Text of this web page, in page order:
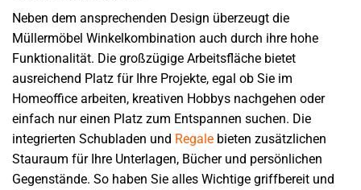
Neben dem ansprechenden Design überzeugt die
Müllermöbel Winkelkombination auch durch ihre hohe
Funktionalität. Die großzügige Arbeitsfläche bietet
ausreichend Platz für Ihre Projekte, egal ob Sie im
Homeoffice arbeiten, kreativen Hobbys nachgehen oder
einfach nur einen Platz zum Entspannen suchen. Die
integrierten Schubladen und Regale bieten zusätzlichen
Stauraum für Ihre Unterlagen, Bücher und persönlichen
Gegenstände. So haben Sie alles Wichtige griffbereit und